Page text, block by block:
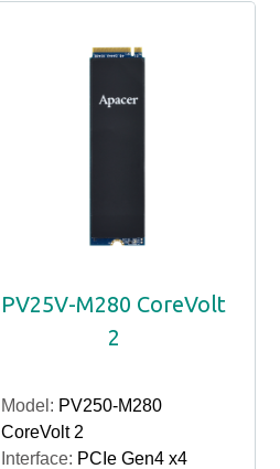
PV25V-M280 CoreVolt
2
Model: PV250-M280
CoreVolt 2
Interface: PCIe Gen4 x4